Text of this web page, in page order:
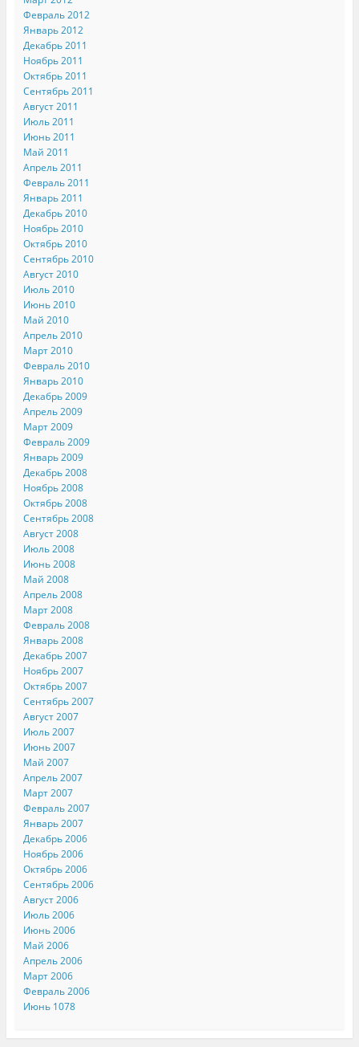
Февраль 2012
Январь 2012
Декабрь 2011
Ноябрь 2011
Октябрь 2011
Сентябрь 2011
Август 2011
Июль 2011
Июнь 2011
Май 2011
Апрель 2011
Февраль 2011
Январь 2011
Декабрь 2010
Ноябрь 2010
Октябрь 2010
Сентябрь 2010
Август 2010
Июль 2010
Июнь 2010
Май 2010
Апрель 2010
Март 2010
Февраль 2010
Январь 2010
Декабрь 2009
Апрель 2009
Март 2009
Февраль 2009
Январь 2009
Декабрь 2008
Ноябрь 2008
Октябрь 2008
Сентябрь 2008
Август 2008
Июль 2008
Июнь 2008
Май 2008
Апрель 2008
Март 2008
Февраль 2008
Январь 2008
Декабрь 2007
Ноябрь 2007
Октябрь 2007
Сентябрь 2007
Август 2007
Июль 2007
Июнь 2007
Май 2007
Апрель 2007
Март 2007
Февраль 2007
Январь 2007
Декабрь 2006
Ноябрь 2006
Октябрь 2006
Сентябрь 2006
Август 2006
Июль 2006
Июнь 2006
Май 2006
Апрель 2006
Март 2006
Февраль 2006
Июнь 1078